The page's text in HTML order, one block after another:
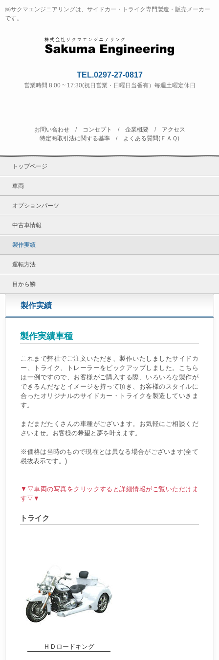
㈱サクマエンジニアリングは、サイドカー・トライク専門製造・販売メーカー
です。
TEL.0297-27-0817
営業時間 8:00 ~ 17:30(祝日営業・日曜日当番有）毎週土曜定休日
お問い合わせ/ コンセプト / 企業概要/
アクセス
特定商取引法に関する基準 / よくある質問(ＦＡＱ)
トップページ
車両
オプションパーツ
中古車情報
製作実績
運転方法
目から鱗
製作実績
製作実績車種
これまで弊社でご注文いただき、製作いたしましたサイドカ
ー、トライク、トレーラーをピックアップしました。こちら
は一例ですので、お客様がご購入する際、いろいろな製作が
できるんだなとイメージを持って頂き、お客様のスタイルに
合ったオリジナルのサイドカー・トライクを製造していきま
す。
まだまだたくさんの車種がございます。お気軽にご相談くだ
さいませ。お客様の希望と夢を叶えます。
※価格は当時のもので現在とは異なる場合がございます(全て
税抜表示です。)
▼▽車両の写真をクリックすると詳細情報がご覧いただけま
す▽▼
トライク
ＨＤロードキング